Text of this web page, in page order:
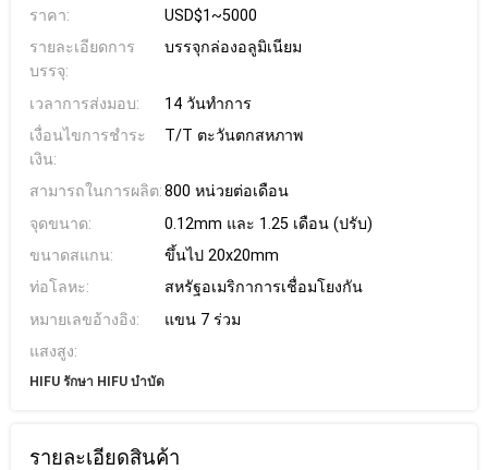
ราคา:
USD$1~5000
รายละเอียดการ
บรรจุ:
บรรจุกล่องอลูมิเนียม
เวลาการส่งมอบ:
14 วันทำการ
เงื่อนไขการชำระ
เงิน:
T/T ตะวันตกสหภาพ
สามารถในการผลิต:800 หน่วยต่อเดือน
จุดขนาด:
0.12mm และ 1.25 เดือน (ปรับ)
ขนาดสแกน:
ขึ้นไป 20x20mm
ท่อโลหะ:
สหรัฐอเมริกาการเชื่อมโยงกัน
หมายเลขอ้างอิง:
แขน 7 ร่วม
แสงสูง:
HIFU รักษา HIFU บำบัด
รายละเอียดสินค้า